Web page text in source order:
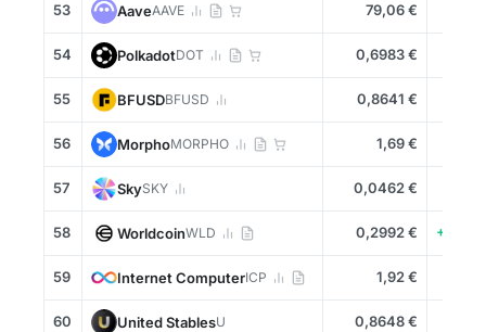
53 AaveAAVE 79,06 €
54 PolkadotDOT 0,6983 €
55 BFUSDBFUSD 0,8641 €
56 MorphoMORPHO 1,69 €
57 SkySKY 0,0462 €
58 WorldcoinWLD 0,2992 €
59 Internet ComputerICP 1,92 €
60 United StablesU 0,8648 €